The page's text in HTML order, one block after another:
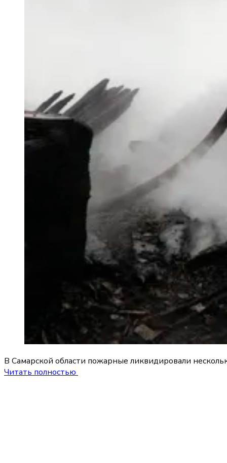
В Самарской области пожарные ликвидировали
Читать полностью